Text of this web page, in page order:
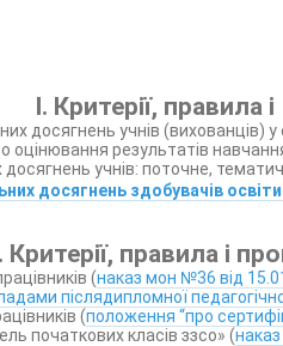
І. Критерії,
досягнень учнів (вихованців)
результатів
учнів: поточне,
досягнень здобувачів
Критерії, правила і
(наказ мон №36 від
післядипломної
(положення “про
початкових класів ззсо» (